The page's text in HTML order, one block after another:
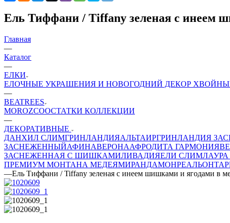
Ель Тиффани / Tiffany зеленая с инеем
Главная
—
Каталог
—
ЕЛКИ
ЕЛОЧНЫЕ УКРАШЕНИЯ И НОВОГОДНИЙ ДЕКОР
—
BEATREES
MOROZCOОСТАТКИ КОЛЛЕКЦИИ
—
ДЕКОРАТИВНЫЕ
ДАНХИЛ СЛИМГРИНЛАНДИЯАЛЬТАИРГРИНЛАНДИЯ
ЗАСНЕЖЕННЫЙАФИНАВЕРОНААФРОДИТА ГАРМОНИЯ
ЗАСНЕЖЕННАЯ С ШИШКАМИЛИВАДИЯЕЛИ СЛИМ
ПРЕМИУМ МОНТАНА МЕДЕЯМИРАНДАМОНРЕАЛЬ
—Ель Тиффани / Tiffany зеленая с инеем шишками и ягодами в